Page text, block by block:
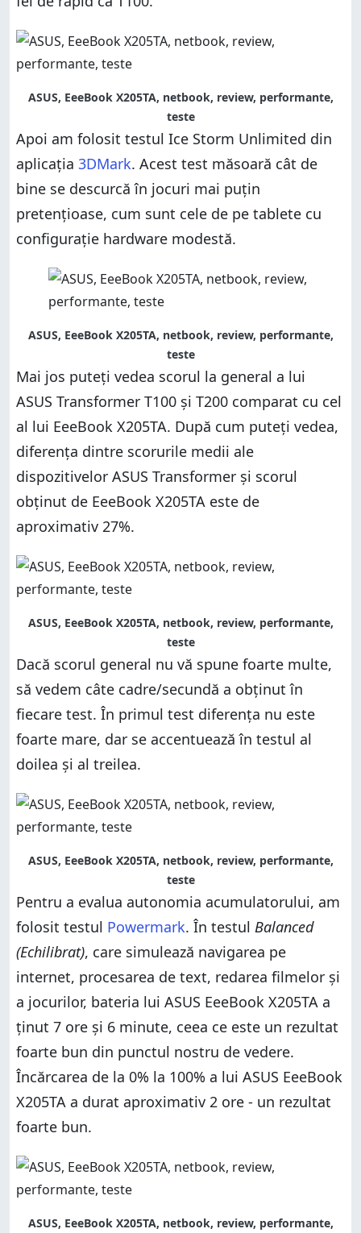
ASUS, EeeBook X205TA, netbook, review, performante,
teste
Apoi am folosit testul Ice Storm Unlimited din
aplicația 3DMark. Acest test măsoară cât de
bine se descurcă în jocuri mai puțin
pretențioase, cum sunt cele de pe tablete cu
configurație hardware modestă.
ASUS, EeeBook X205TA, netbook, review, performante,
teste
Mai jos puteți vedea scorul la general a lui
ASUS Transformer T100 și T200 comparat cu cel
al lui EeeBook X205TA. După cum puteți vedea,
diferența dintre scorurile medii ale
dispozitivelor ASUS Transformer și scorul
obținut de EeeBook X205TA este de
aproximativ 27%.
ASUS, EeeBook X205TA, netbook, review, performante,
teste
Dacă scorul general nu vă spune foarte multe,
să vedem câte cadre/secundă a obținut în
fiecare test. În primul test diferența nu este
foarte mare, dar se accentuează în testul al
doilea și al treilea.
ASUS, EeeBook X205TA, netbook, review, performante,
teste
Pentru a evalua autonomia acumulatorului, am
folosit testul Powermark. În testul Balanced
(Echilibrat), care simulează navigarea pe
internet, procesarea de text, redarea filmelor și
a jocurilor, bateria lui ASUS EeeBook X205TA a
ținut 7 ore și 6 minute, ceea ce este un rezultat
foarte bun din punctul nostru de vedere.
Încărcarea de la 0% la 100% a lui ASUS EeeBook
X205TA a durat aproximativ 2 ore - un rezultat
foarte bun.
ASUS, EeeBook X205TA, netbook, review, performante,